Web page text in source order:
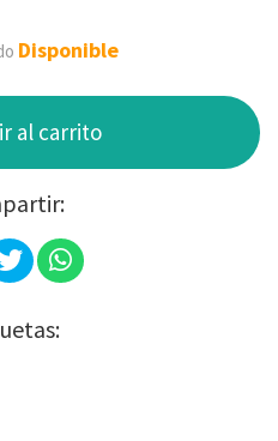
Disponible
al carrito